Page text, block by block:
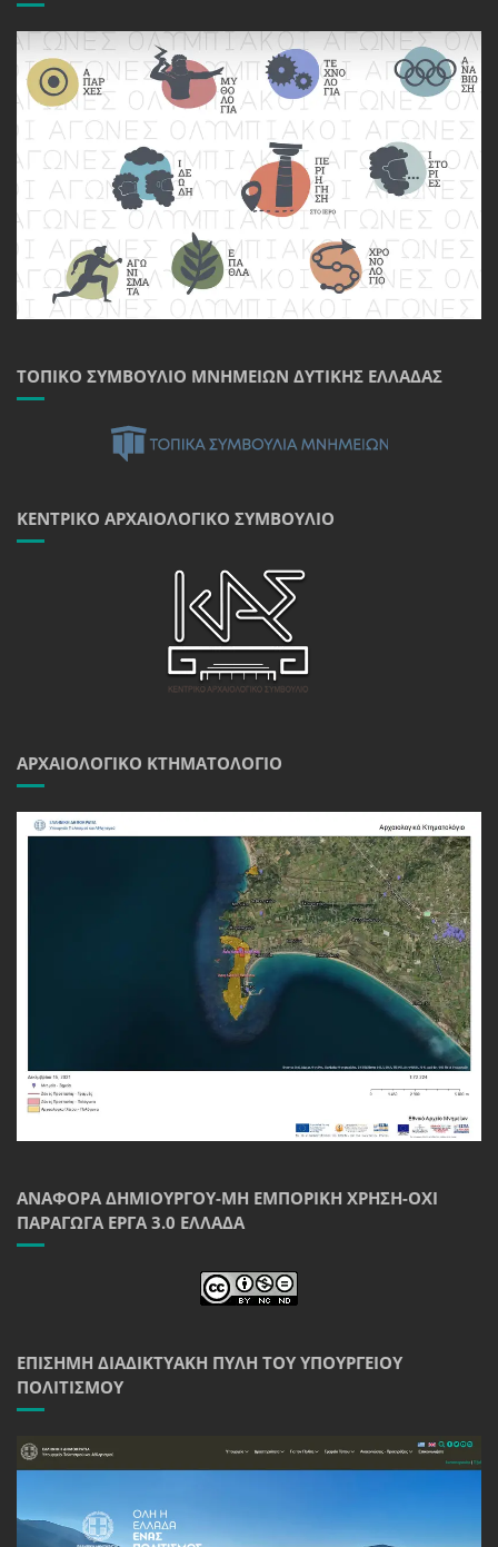
ΤΟΠΙΚΌ ΣΥΜΒΟΎΛΙΟ ΜΝΗΜΕΊΩΝ ΔΥΤΙΚΉΣ ΕΛΛΆΔΑΣ
ΚΕΝΤΡΙΚΌ ΑΡΧΑΙΟΛΟΓΙΚΌ ΣΥΜΒΟΎΛΙΟ
ΑΡΧΑΙΟΛΟΓΙΚΌ ΚΤΗΜΑΤΟΛΌΓΙΟ
ΑΝΑΦΟΡΆ ΔΗΜΙΟΥΡΓΟΎ-ΜΗ ΕΜΠΟΡΙΚΉ ΧΡΉΣΗ-ΌΧΙ
ΠΑΡΆΓΩΓΑ ΈΡΓΑ 3.0 ΕΛΛΆΔΑ
ΕΠΊΣΗΜΗ ΔΙΑΔΙΚΤΥΑΚΉ ΠΎΛΗ ΤΟΥ ΥΠΟΥΡΓΕΊΟΥ
ΠΟΛΙΤΙΣΜΟΎ